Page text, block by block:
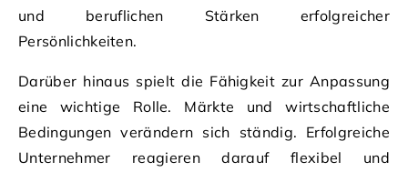
und beruflichen Stärken erfolgreicher
Persönlichkeiten.
Darüber hinaus spielt die Fähigkeit zur Anpassung
eine wichtige Rolle. Märkte und wirtschaftliche
Bedingungen verändern sich ständig. Erfolgreiche
Unternehmer reagieren darauf flexibel und